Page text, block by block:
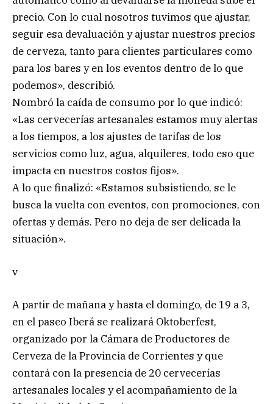
precio. Con lo cual nosotros tuvimos que ajustar,
seguir esa devaluación y ajustar nuestros precios
de cerveza, tanto para clientes particulares como
para los bares y en los eventos dentro de lo que
podemos», describió.
Nombró la caída de consumo por lo que indicó:
«Las cervecerías artesanales estamos muy alertas
a los tiempos, a los ajustes de tarifas de los
servicios como luz, agua, alquileres, todo eso que
impacta en nuestros costos fijos».
A lo que finalizó: «Estamos subsistiendo, se le
busca la vuelta con eventos, con promociones, con
ofertas y demás. Pero no deja de ser delicada la
situación».
v
A partir de mañana y hasta el domingo, de 19 a 3,
en el paseo Iberá se realizará Oktoberfest,
organizado por la Cámara de Productores de
Cerveza de la Provincia de Corrientes y que
contará con la presencia de 20 cervecerías
artesanales locales y el acompañamiento de la